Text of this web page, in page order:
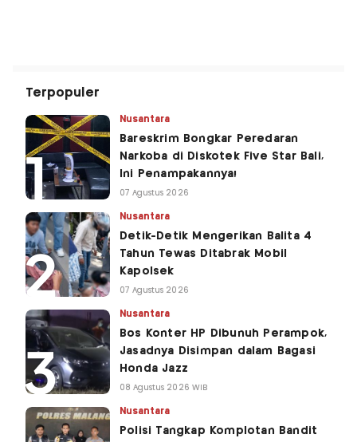
Terpopuler
Nusantara
Bareskrim Bongkar Peredaran
Narkoba di Diskotek Five Star Bali,
Ini Penampakannya!
07 Agustus 2026
Nusantara
Detik-Detik Mengerikan Balita 4
Tahun Tewas Ditabrak Mobil
Kapolsek
07 Agustus 2026
Nusantara
Bos Konter HP Dibunuh Perampok,
Jasadnya Disimpan dalam Bagasi
Honda Jazz
08 Agustus 2026 WIB
Nusantara
Polisi Tangkap Komplotan Bandit